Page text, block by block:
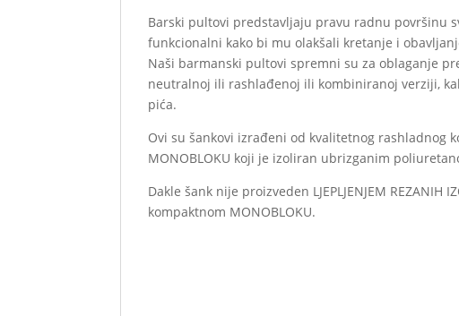
Barski pultovi predstavljaju pravu radnu površinu
funkcionalni kako bi mu olakšali kretanje i
Naši barmanski pultovi spremni su za oblaganje
neutralnoj ili rashlađenoj ili kombiniranoj verziji,
pića.
Ovi su šankovi izrađeni od kvalitetnog rashladnog
MONOBLOKU koji je izoliran ubrizganim
Dakle šank nije proizveden LJEPLJENJEM REZANIH
kompaktnom MONOBLOKU.